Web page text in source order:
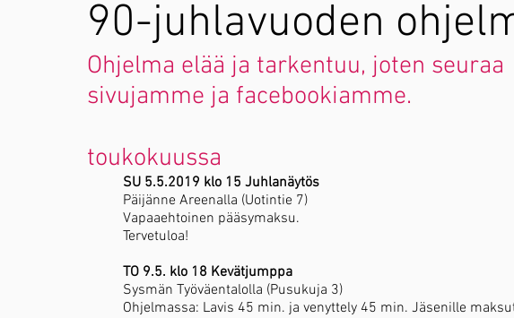
90-juhlavuoden
Ohjelma elää ja tarkentuu, joten seuraa
sivujamme ja facebookiamme.
toukokuussa
SU 5.5.2019 klo 15 Juhlanäytös
Päijänne Areenalla (Uotintie 7)
Vapaaehtoinen pääsymaksu.
Tervetuloa!
TO 9.5. klo 18 Kevätjumppa
Sysmän Työväentalolla (Pusukuja 3)
Ohjelmassa: Lavis 45 min. ja venyttely 45 min. Jäsenille